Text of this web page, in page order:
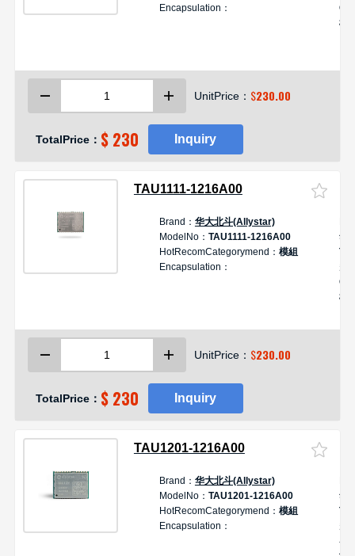
Encapsulation：
模
UnitPrice： $230.00
TotalPrice： $ 230 Inquiry
TAU1111-1216A00
Brand： 华大北斗(Allystar)
ModelNo： TAU1111-1216A00
HotRecomCategorymend： 模組
Encapsulation：
华
多
模
UnitPrice： $230.00
TotalPrice： $ 230 Inquiry
TAU1201-1216A00
Brand： 华大北斗(Allystar)
ModelNo： TAU1201-1216A00
HotRecomCategorymend： 模組
Encapsulation：
华
多
导